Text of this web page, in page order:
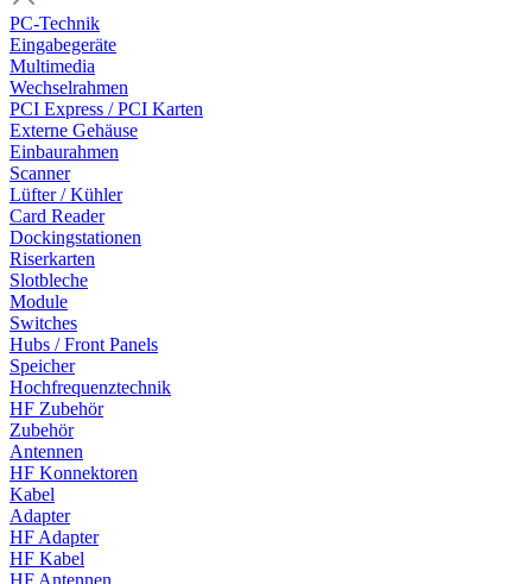
PC-Technik
Eingabegeräte
Multimedia
Wechselrahmen
PCI Express / PCI Karten
Externe Gehäuse
Einbaurahmen
Scanner
Lüfter / Kühler
Card Reader
Dockingstationen
Riserkarten
Slotbleche
Module
Switches
Hubs / Front Panels
Speicher
Hochfrequenztechnik
HF Zubehör
Zubehör
Antennen
HF Konnektoren
Kabel
Adapter
HF Adapter
HF Kabel
HF Antennen